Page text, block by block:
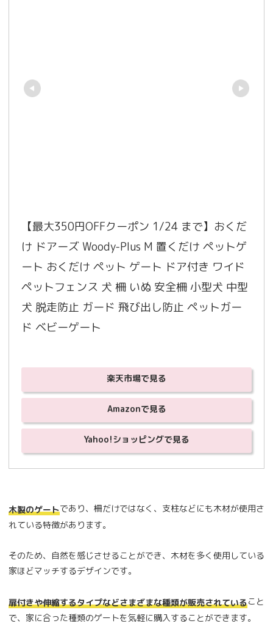
【最大350円OFFクーポン 1/24 まで】おくだ
け ドアーズ Woody-Plus M 置くだけ ペットゲ
ート おくだけ ペット ゲート ドア付き ワイド
ペットフェンス 犬 柵 いぬ 安全柵 小型犬 中型
犬 脱走防止 ガード 飛び出し防止 ペットガー
ド ベビーゲート
楽天市場で見る
Amazonで見る
Yahoo!ショッピングで見る
木製のゲートであり、柵だけではなく、支柱などにも木材が使用さ
れている特徴があります。
そのため、自然を感じさせることができ、木材を多く使用している
家ほどマッチするデザインです。
扉付きや伸縮するタイプなどさまざまな種類が販売されていること
で、家に合った種類のゲートを気軽に購入することができます。